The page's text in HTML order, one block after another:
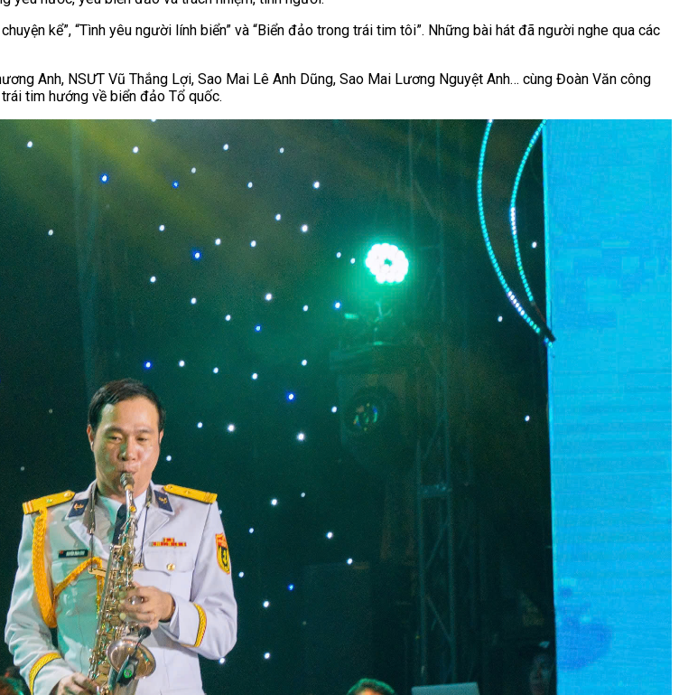
kể”, “Tình yêu người lính biển” và “Biển đảo trong trái tim tôi”. Những bài hát đã người nghe qua các
Anh, NSƯT Vũ Thắng Lợi, Sao Mai Lê Anh Dũng, Sao Mai Lương Nguyệt Anh… cùng Đoàn Văn công
tim hướng về biển đảo Tổ quốc.